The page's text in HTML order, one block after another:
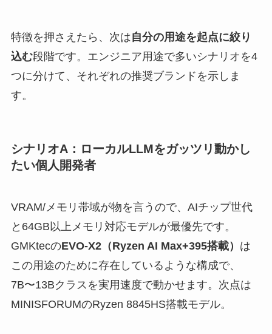
特徴を押さえたら、次は自分の用途を起点に絞り
込む段階です。エンジニア用途で多いシナリオを4
つに分けて、それぞれの推奨ブランドを示しま
す。
シナリオA：ローカルLLMをガッツリ動かし
たい個人開発者
VRAM/メモリ帯域が物を言うので、AIチップ世代
と64GB以上メモリ対応モデルが最優先です。
GMKtecのEVO-X2（Ryzen AI Max+395搭載） は
この用途のために存在しているような構成で、
7B〜13Bクラスを実用速度で動かせます。次点は
MINISFORUMのRyzen 8845HS搭載モデル。